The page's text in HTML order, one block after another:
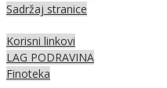
Sadržaj stranice
Korisni linkovi
LAG PODRAVINA
Finoteka